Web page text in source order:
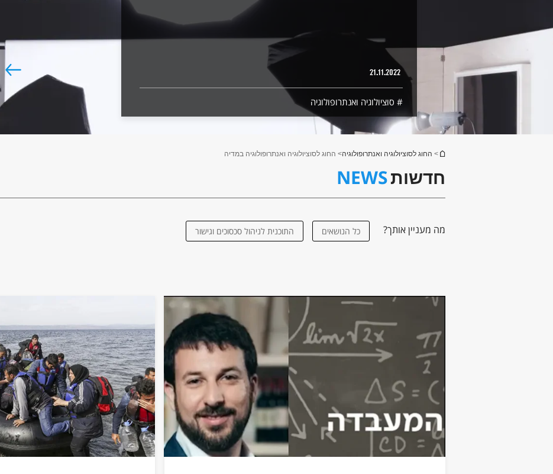
21.11.2022
סוציולוגיה ואנתרופולוגיה
הינך נמצא כאן
> החוג לסוציולוגיה ואנתרופולוגיה> החוג לסוציולוגיה ואנתרופולוגיה במדיה
חדשותNEWS
מה מעניין אותך? כל הנושאים התוכנית לניהול סכסוכים וגישור